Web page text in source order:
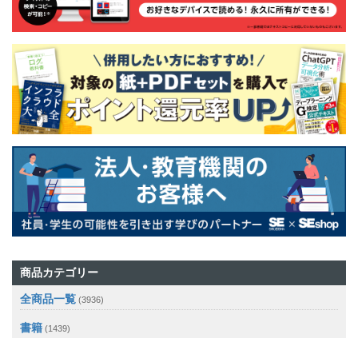
商品カテゴリー
全商品一覧 (3936)
書籍 (1439)